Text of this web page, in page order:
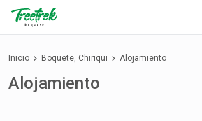
Inicio Boquete, Chiriqui Alojamiento
Alojamiento